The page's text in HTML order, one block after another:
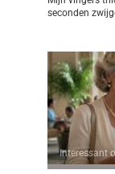
seconden
Interessant